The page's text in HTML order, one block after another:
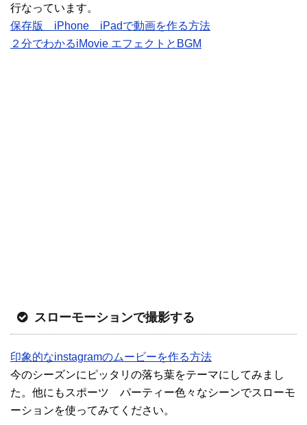
行なっています。
保存版 iPhone iPadで動画を作る方法
２分でわかるiMovie エフェクトとBGM
スローモーションで撮影する
印象的なinstagramのムービーを作る方法
今のシーズンにピッタリの落ち葉をテーマにしてみまし
た。他にもスポーツ パーティー色々なシーンでスローモ
ーションを使ってみてください。